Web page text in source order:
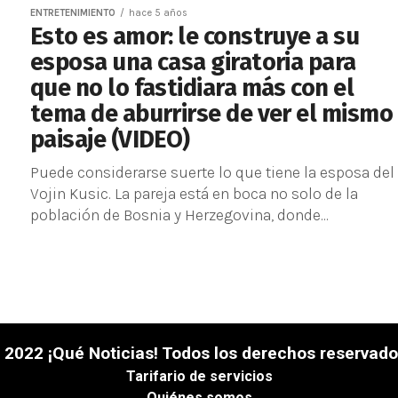
ENTRETENIMIENTO hace 5 años
Esto es amor: le construye a su
esposa una casa giratoria para
que no lo fastidiara más con el
tema de aburrirse de ver el mismo
paisaje (VIDEO)
Puede considerarse suerte lo que tiene la esposa del
Vojin Kusic. La pareja está en boca no solo de la
población de Bosnia y Herzegovina, donde...
¡Qué Noticias! Todos los derechos
Tarifario de servicios